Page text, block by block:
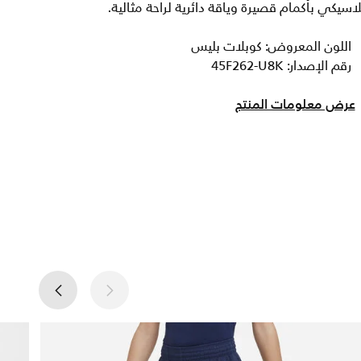
بأكمام قصيرة وياقة دائرية لراحة مثالية.
اللون المعروض: كوبلات بليس
رقم الإصدار: 45F262-U8K
عرض معلومات المنتج